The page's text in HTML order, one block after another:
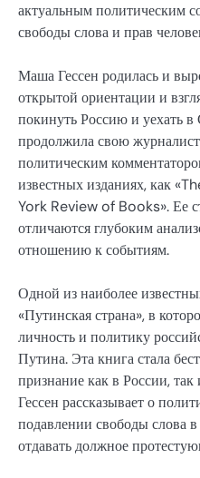
актуальным политическим
свободы слова и прав
Маша Гессен родилась и
открытой ориентации и
покинуть Россию и уехать
продолжила свою
политическим
известных изданиях, как
York Review of Books». Ее
отличаются глубоким
отношению к событиям.
Одной из наиболее
«Путинская страна», в
личность и политику
Путина. Эта книга стала
признание как в России,
Гессен рассказывает о
подавлении свободы слова
отдавать должное